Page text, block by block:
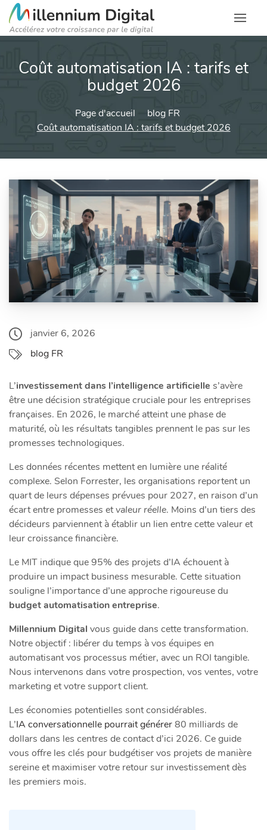
Coût automatisation IA : tarifs et
budget 2026
Page d'accueil
blog FR
Coût automatisation IA : tarifs et budget 2026
janvier 6, 2026
blog FR
L’investissement dans l’intelligence artificielle s’avère
être une décision stratégique cruciale pour les entreprises
françaises. En 2026, le marché atteint une phase de
maturité, où les résultats tangibles prennent le pas sur les
promesses technologiques.
Les données récentes mettent en lumière une réalité
complexe. Selon Forrester, les organisations reportent un
quart de leurs dépenses prévues pour 2027, en raison d’un
écart entre promesses etvaleur réelle. Moins d’un tiers des
décideurs parviennent à établir un lien entre cette valeur et
leur croissance financière.
Le MIT indique que 95% des projets d’IA échouent à
produire un impact business mesurable. Cette situation
souligne l’importance d’une approche rigoureuse du
budget automatisation entreprise.
Millennium Digital vous guide dans cette transformation.
Notre objectif : libérer du temps à vos équipes en
automatisant vos processus métier, avec un ROI tangible.
Nous intervenons dans votre prospection, vos ventes, votre
marketing et votre support client.
Les économies potentielles sont considérables.
L’IA conversationnelle pourrait générer80 milliards de
dollars dans les centres de contact d’ici 2026. Ce guide
vous offre les clés pour budgétiser vos projets de manière
sereine et maximiser votre retour sur investissement dès
les premiers mois.